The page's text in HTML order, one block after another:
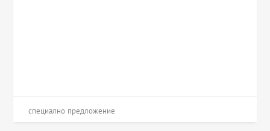
специално предложение